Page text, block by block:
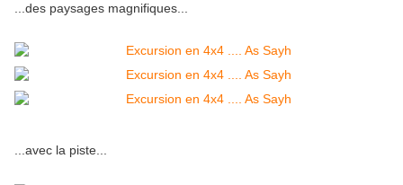
...des paysages magnifiques...
...avec la piste...